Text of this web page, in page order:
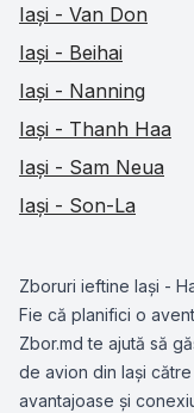
Iași - Van Don
Iași - Beihai
Iași - Nanning
Iași - Thanh Haa
Iași - Sam Neua
Iași - Son-La
Zboruri ieftine Iași -
Fie că planifici o
Zbor.md te ajută să
de avion din Iași
avantajoase și